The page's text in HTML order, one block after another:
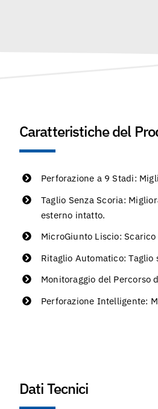
Caratteristiche del
Perforazione a 9 Stadi:
Taglio Senza Scoria:
esterno intatto.
MicroGiunto Liscio:
Ritaglio Automatico:
Monitoraggio del Percorso
Perforazione Intelligente:
Dati Tecnici